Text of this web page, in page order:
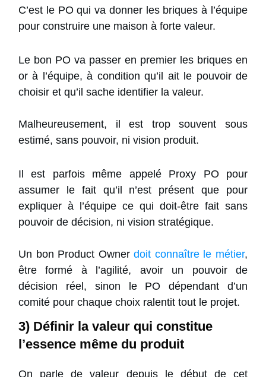
C’est le PO qui va donner les briques à l’équipe
pour construire une maison à forte valeur.
Le bon PO va passer en premier les briques en
or à l’équipe, à condition qu’il ait le pouvoir de
choisir et qu’il sache identifier la valeur.
Malheureusement, il est trop souvent sous
estimé, sans pouvoir, ni vision produit.
Il est parfois même appelé Proxy PO pour
assumer le fait qu’il n’est présent que pour
expliquer à l’équipe ce qui doit-être fait sans
pouvoir de décision, ni vision stratégique.
Un bon Product Ownerdoit connaître le métier,
être formé à l’agilité, avoir un pouvoir de
décision réel, sinon le PO dépendant d’un
comité pour chaque choix ralentit tout le projet.
3) Définir la valeur qui constitue
l’essence même du produit
On parle de valeur depuis le début de cet